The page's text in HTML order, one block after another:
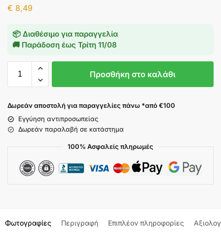
€ 8,49
📦 Διαθέσιμο για παραγγελία
🚚 Παράδοση έως Τρίτη 11/08
Προσθήκη στο καλάθι
Δωρεάν αποστολή για παραγγελίες πάνω *από €100
Εγγύηση αντιπροσωπείας
Δωρεάν παραλαβή σε κατάστημα
100% Ασφαλείς πληρωμές
Φωτογραφίες Περιγραφή Επιπλέον πληροφορίες